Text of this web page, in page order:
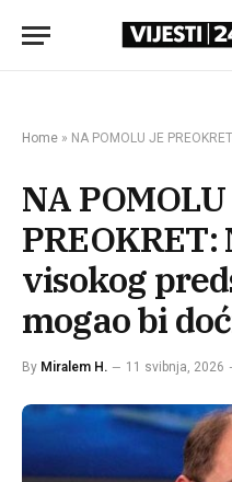
Home » NA POMOLU JE PREOKRET: Na
NA POMOLU
visokog
mogao bi
By Miralem H. 11 svibnja, 2026